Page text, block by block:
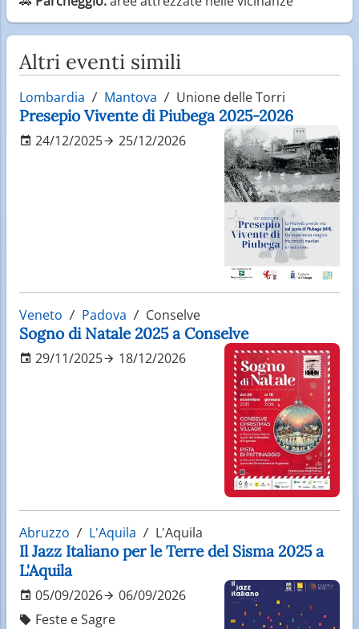
Altri eventi simili
Lombardia Mantova Unione delle Torri
Presepio Vivente di Piubega 2025-2026
24/12/2025 25/12/2026
Veneto Padova Conselve
Sogno di Natale 2025 a Conselve
29/11/2025 18/12/2026
Abruzzo L'Aquila L'Aquila
Il Jazz Italiano per le Terre del Sisma 2025 a
L'Aquila
05/09/2026
06/09/2026
Feste e Sagre